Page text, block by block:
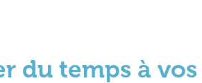
du temps à vos